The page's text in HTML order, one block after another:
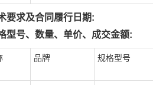
要求及合同履行日期:
型号、数量、单价、成交金额:
品牌 规格型号